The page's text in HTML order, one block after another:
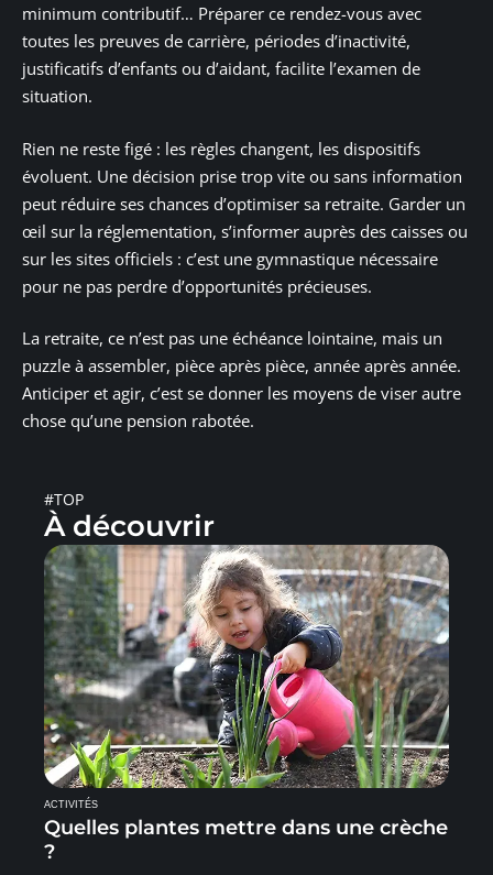
minimum contributif… Préparer ce rendez-vous avec
toutes les preuves de carrière, périodes d’inactivité,
justificatifs d’enfants ou d’aidant, facilite l’examen de
situation.
Rien ne reste figé : les règles changent, les dispositifs
évoluent. Une décision prise trop vite ou sans information
peut réduire ses chances d’optimiser sa retraite. Garder un
œil sur la réglementation, s’informer auprès des caisses ou
sur les sites officiels : c’est une gymnastique nécessaire
pour ne pas perdre d’opportunités précieuses.
La retraite, ce n’est pas une échéance lointaine, mais un
puzzle à assembler, pièce après pièce, année après année.
Anticiper et agir, c’est se donner les moyens de viser autre
chose qu’une pension rabotée.
#TOP
À découvrir
ACTIVITÉS
Quelles plantes mettre dans une crèche
?